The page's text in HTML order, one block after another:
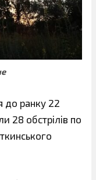
до ранку 22
28 обстрілів по